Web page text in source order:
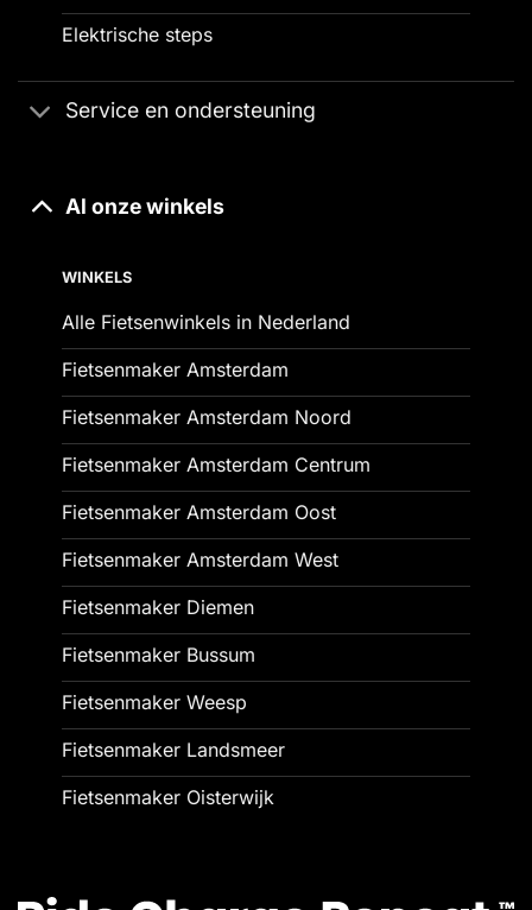
Elektrische steps
Service en ondersteuning
Al onze winkels
WINKELS
Alle Fietsenwinkels in Nederland
Fietsenmaker Amsterdam
Fietsenmaker Amsterdam Noord
Fietsenmaker Amsterdam Centrum
Fietsenmaker Amsterdam Oost
Fietsenmaker Amsterdam West
Fietsenmaker Diemen
Fietsenmaker Bussum
Fietsenmaker Weesp
Fietsenmaker Landsmeer
Fietsenmaker Oisterwijk